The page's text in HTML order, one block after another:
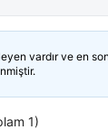
vardır ve en son
1)